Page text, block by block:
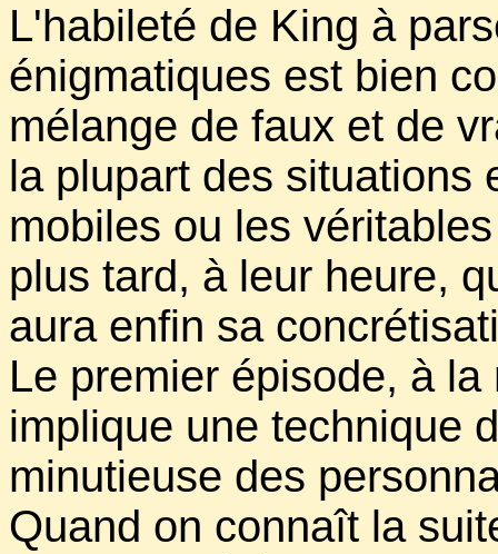
L'habileté de King à
énigmatiques est bien
mélange de faux et de
la plupart des situations
mobiles ou les
plus tard, à leur heure,
aura enfin sa
Le premier épisode, à
implique une technique
minutieuse des
Quand on connaît la